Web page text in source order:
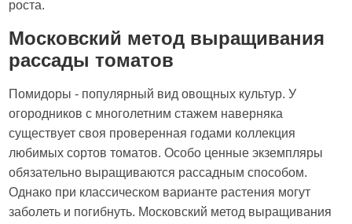
роста.
Московский метод выращивания
рассады томатов
Помидоры - популярный вид овощных культур. У
огородников с многолетним стажем наверняка
существует своя проверенная годами коллекция
любимых сортов томатов. Особо ценные экземпляры
обязательно выращиваются рассадным способом.
Однако при классическом варианте растения могут
заболеть и погибнуть. Московский метод выращивания